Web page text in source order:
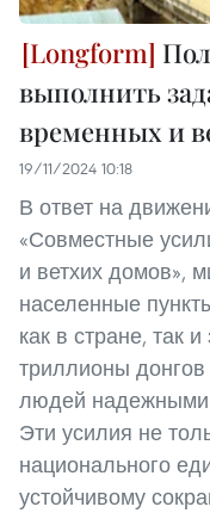
выполнить
временных и
19/11/2024 10:18
В ответ на
«Совместные
и ветхих домов»,
населенные
как в стране, так
триллионы
людей
Эти усилия не
национального
устойчивому